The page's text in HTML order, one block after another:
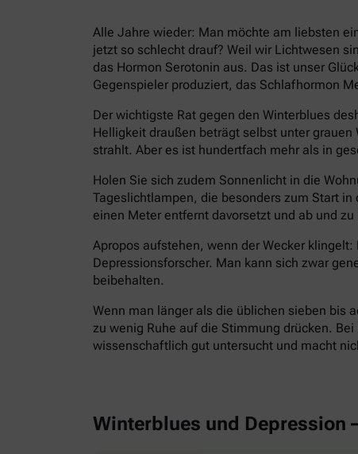
Alle Jahre wieder: Man möchte am liebsten
jetzt so schlecht drauf? Weil wir Lichtwesen
das Hormon Serotonin aus. Das ist unser
Gegenspieler produziert, das Schlafhormon
Der wichtigste Rat gegen den Winterblues
Helligkeit draußen beträgt selbst unter
strahlt. Aber es ist hundertfach mehr als in
Holen Sie sich zudem Sonnenlicht in die
Tageslichtlampen, die besonders zum Start
einen Meter entfernt davorsetzt und ab und
Apropos aufstehen, wenn der Wecker
Depressionsforscher. Man kann sich zwar
beibehalten.
Wenn man länger als die üblichen sieben bis
zu wenig Ruhe auf die Stimmung drücken.
wissenschaftlich gut untersucht und macht
Winterblues und Depression